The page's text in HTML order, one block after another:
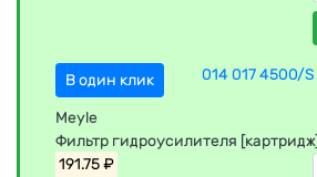
В один клик 014 017 4500/S
Meyle
Фильтр гидроусилителя
191.75 ₽